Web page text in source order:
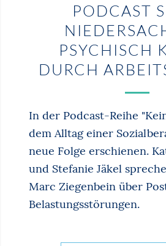
PODCAST
PSYCHISCH
DURCH
In der Podcast-Reihe
dem Alltag einer
neue Folge erschienen.
und Stefanie Jäkel
Marc Ziegenbein über
Belastungsstörungen.